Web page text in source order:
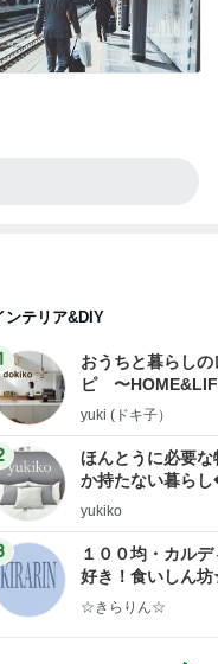
ンテリア&DIY
おうちと暮らしの
ピ 〜
yuki (ドキ子）
ほんとうに必要な
か持たない暮ら
ep Life Simple◆
yukiko
１００均・カルデ
好き！食いしん
らりん☆のブログ
☆きらりん☆